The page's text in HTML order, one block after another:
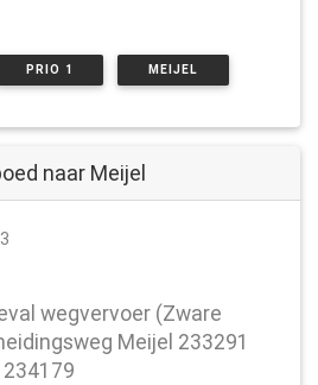
PRIO 1 MEIJEL
naar Meijel
wegvervoer (Zware
Meijel 233291